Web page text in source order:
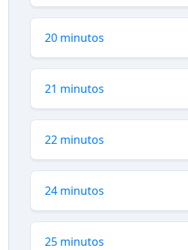
20 minutos
21 minutos
22 minutos
24 minutos
25 minutos